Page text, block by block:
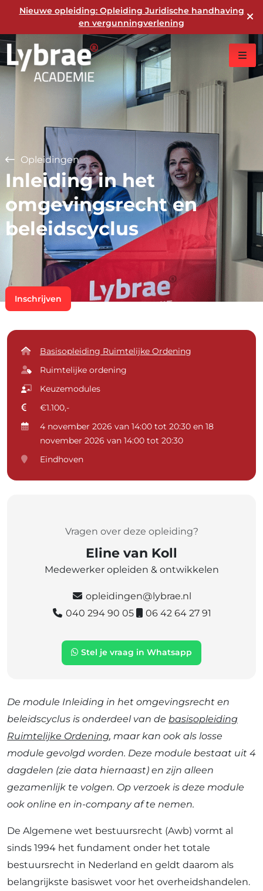
Nieuwe opleiding: Opleiding Juridische handhaving
en vergunningverlening
Opleidingen
Inleiding in het
omgevingsrecht en
beleidscyclus
Inschrijven
De module Inleiding in het omgevingsrecht en
beleidscyclus is onderdeel van de basisopleiding
Ruimtelijke Ordening, maar kan ook als losse
module gevolgd worden. Deze module bestaat uit 4
dagdelen (zie data hiernaast) en zijn alleen
gezamenlijk te volgen. Op verzoek is deze module
ook online en in-company af te nemen.
De Algemene wet bestuursrecht (Awb) vormt al
sinds 1994 het fundament onder het totale
bestuursrecht in Nederland en geldt daarom als
belangrijkste basiswet voor het overheidshandelen.
Basisopleiding Ruimtelijke Ordening
Ruimtelijke ordening
Keuzemodules
€1.100,-
4 november 2026 van 14:00 tot 20:30 en 18
november 2026 van 14:00 tot 20:30
Eindhoven
Vragen over deze opleiding?
Eline van Koll
Medewerker opleiden & ontwikkelen
opleidingen@lybrae.nl
040 294 90 05
06 42 64 27 91
Stel je vraag in Whatsapp